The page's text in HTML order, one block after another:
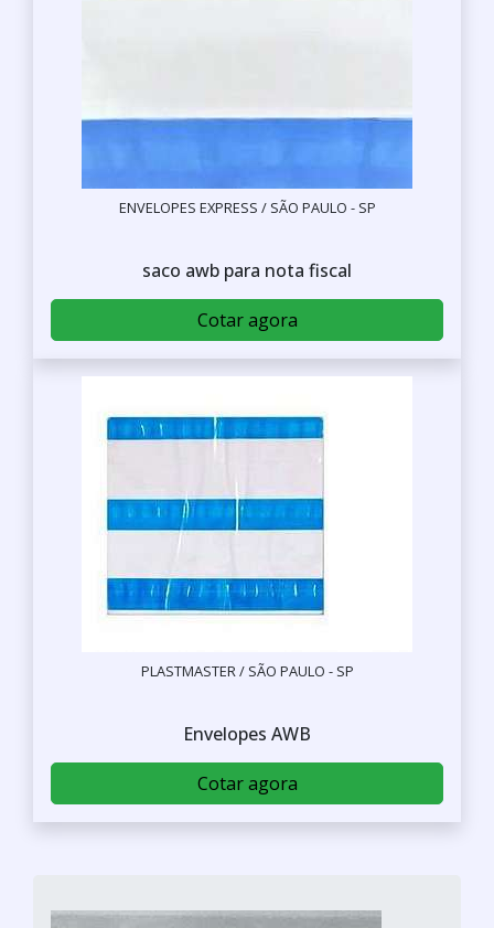
ENVELOPES EXPRESS / SÃO PAULO - SP
saco awb para nota fiscal
Cotar agora
PLASTMASTER / SÃO PAULO - SP
Envelopes AWB
Cotar agora